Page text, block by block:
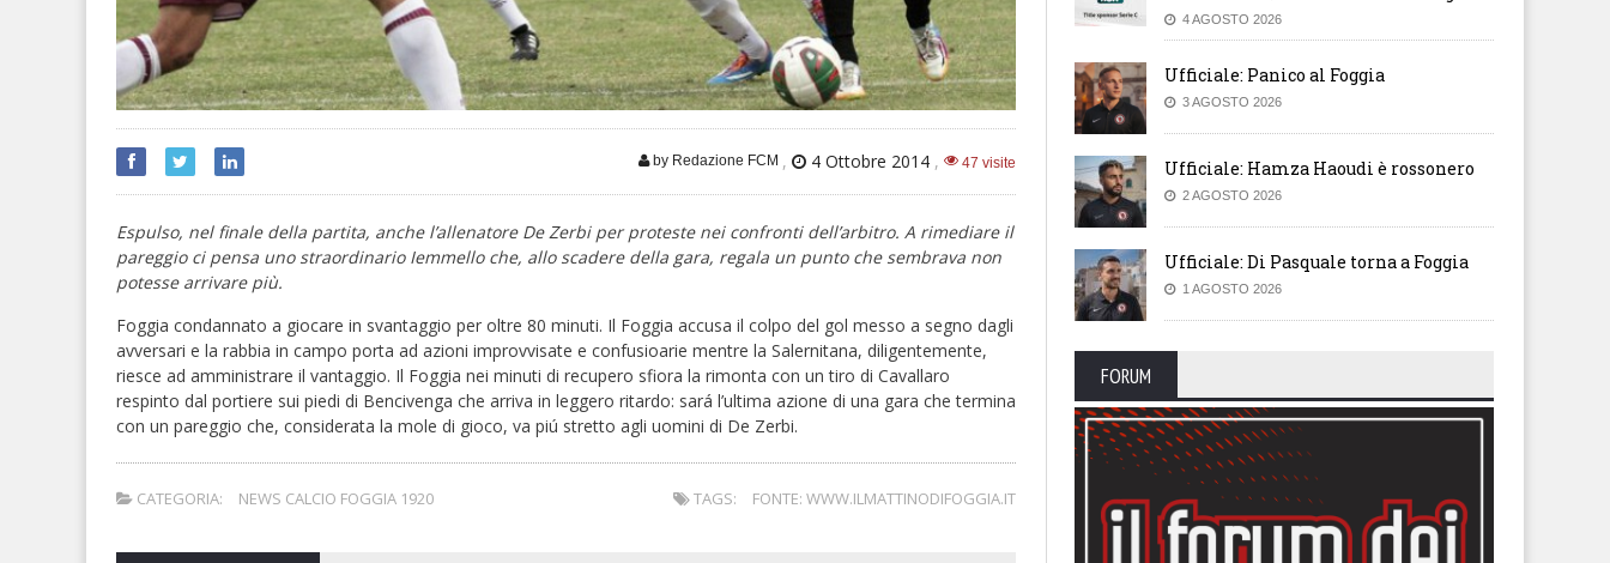
by Redazione FCM , 4 Ottobre 2014 , 47 visite
Espulso, nel finale della partita, anche l’allenatore De Zerbi per proteste nei confronti dell’arbitro. A rimediare il
pareggio ci pensa uno straordinario Iemmello che, allo scadere della gara, regala un punto che sembrava non
potesse arrivare più.
Foggia condannato a giocare in svantaggio per oltre 80 minuti. Il Foggia accusa il colpo del gol messo a segno dagli
avversari e la rabbia in campo porta ad azioni improvvisate e confusioarie mentre la Salernitana, diligentemente,
riesce ad amministrare il vantaggio. Il Foggia nei minuti di recupero sfiora la rimonta con un tiro di Cavallaro
respinto dal portiere sui piedi di Bencivenga che arriva in leggero ritardo: sará l’ultima azione di una gara che termina
con un pareggio che, considerata la mole di gioco, va piú stretto agli uomini di De Zerbi.
CATEGORIA: NEWS CALCIO FOGGIA 1920 TAGS: FONTE: WWW.ILMATTINODIFOGGIA.IT
4 AGOSTO 2026
Ufficiale: Panico al Foggia
3 AGOSTO 2026
Ufficiale: Hamza Haoudi è rossonero
2 AGOSTO 2026
Ufficiale: Di Pasquale torna a Foggia
1 AGOSTO 2026
FORUM